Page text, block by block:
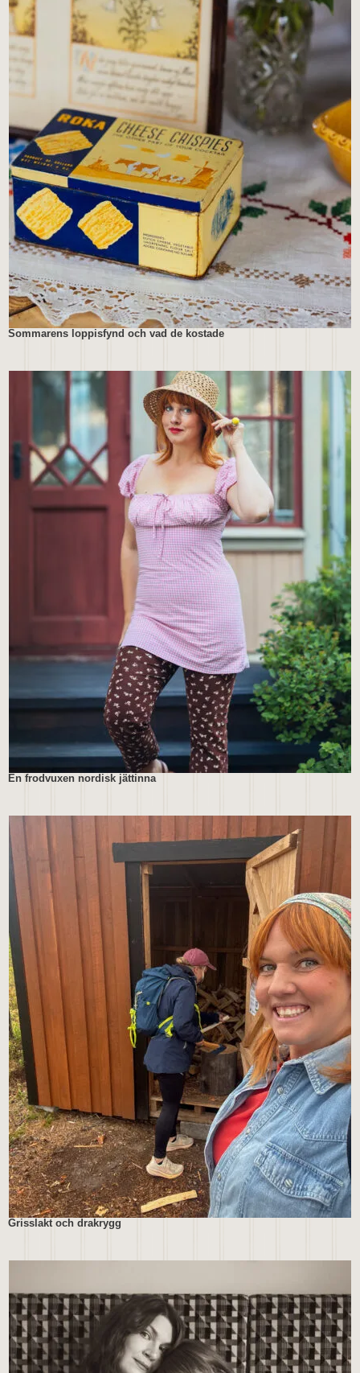
Sommarens loppisfynd och vad de kostade
En frodvuxen nordisk jättinna
Grisslakt och drakrygg